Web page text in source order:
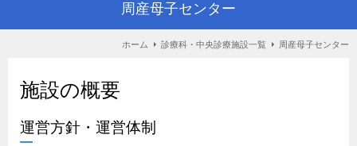
周産母子センター
ホーム 診療科・中央診療施設一覧 周産母子センター
施設の概要
運営方針・運営体制